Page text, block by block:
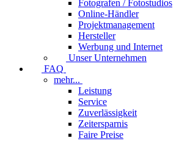
Fotografen / Fotostudios
Online-Händler
Projektmanagement
Hersteller
Werbung und Internet
Unser Unternehmen
FAQ
mehr...
Leistung
Service
Zuverlässigkeit
Zeitersparnis
Faire Preise